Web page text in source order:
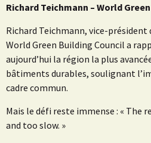
Richard Teichmann – World
Richard Teichmann, vice-président
World Green Building Council a
aujourd’hui la région la plus
bâtiments durables, soulignant
cadre commun.
Mais le défi reste immense : «
and too slow. »